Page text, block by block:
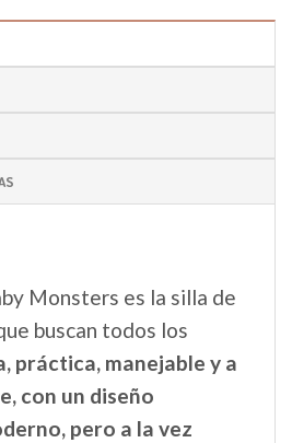
Monsters es la silla de
buscan todos los
práctica, manejable y a
con un diseño
pero a la vez